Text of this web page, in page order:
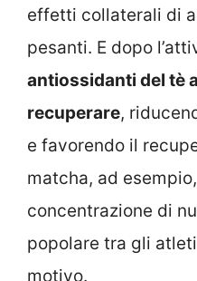
effetti collaterali di
pesanti. E dopo
antiossidanti del tè
recuperare,
e favorendo il
matcha, ad
concentrazione di
popolare tra gli
motivo.